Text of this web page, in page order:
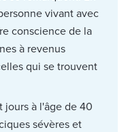
vivant avec
conscience de la
à revenus
qui se trouvent
jours à l'âge de 40
sévères et